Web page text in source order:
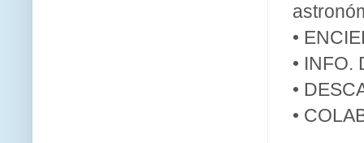
•
• INFO.
•
•